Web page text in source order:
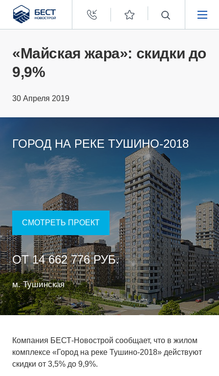
Бест
Новострой
ПОКУПАТЕЛЯМ
ЗАСТРОЙЩИКАМ
«Майская жара»: скидки до
9,9%
30 Апреля 2019
ГОРОД НА РЕКЕ ТУШИНО-2018
СМОТРЕТЬ ПРОЕКТ
ОТ 14 662 776 РУБ.
м. Тушинская
Компания БЕСТ-Новострой сообщает, что в жилом
комплексе «Город на реке Тушино-2018» действуют
скидки от 3,5% до 9,9%.